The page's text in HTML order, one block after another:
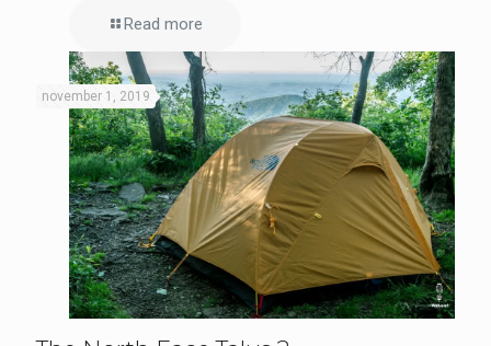
Read more
november 1, 2019